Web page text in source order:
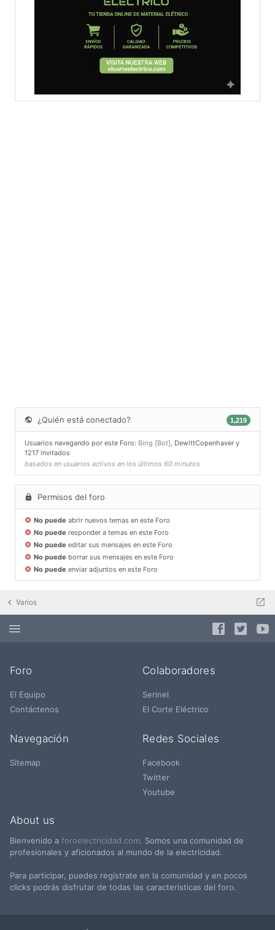
¿Quién está conectado? 1,219
Usuarios navegando por este Foro: Bing [Bot], DewittCopenhaver y
1217 invitados
basados en usuarios activos en los últimos 60 minutos
Permisos del foro
No puede abrir nuevos temas en este Foro
No puede responder a temas en este Foro
No puede editar sus mensajes en este Foro
No puede borrar sus mensajes en este Foro
No puede enviar adjuntos en este Foro
Varios
Foro
El Equipo
Contáctenos
Colaboradores
Serinel
El Corte Eléctrico
Navegación
Sitemap
Redes Sociales
Facebook
Twitter
Youtube
About us
Bienvenido a foroelectricidad.com. Somos una comunidad de
profesionales y aficionados al mundo de la electricidad.
Para participar, puedes registrate en la comunidad y en pocos
clicks podrás disfrutar de todas las características del foro.